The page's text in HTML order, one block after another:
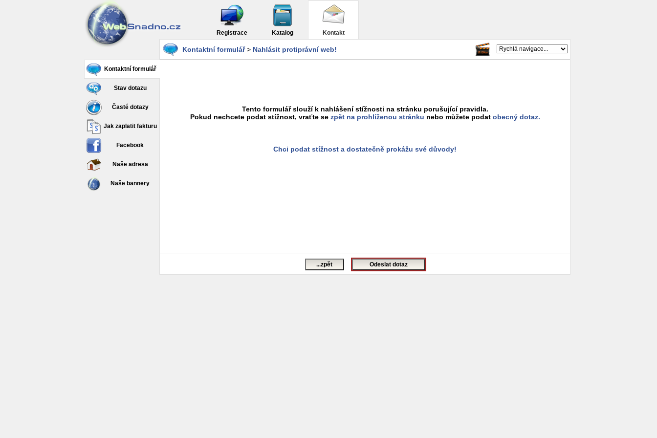
Registrace Katalog Kontakt
Kontaktní formulář
Stav dotazu
Časté dotazy
Jak zaplatit fakturu
Facebook
Naše adresa
Naše bannery
Kontaktní formulář> Nahlásit protiprávní web!
Tento formulář slouží k nahlášení stížnosti na stránku porušující pravidla.
Pokud nechcete podat stížnost, vraťte se zpět na prohlíženou stránku nebo můžete podat obecný dotaz.
Chci podat stížnost a dostatečně prokážu své důvody!